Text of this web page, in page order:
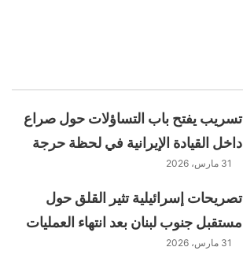
تسريب يفتح باب التساؤلات حول صراع
داخل القيادة الإيرانية في لحظة حرجة
31 مارس، 2026
تصريحات إسرائيلية تثير القلق حول
مستقبل جنوب لبنان بعد انتهاء العمليات
31 مارس، 2026